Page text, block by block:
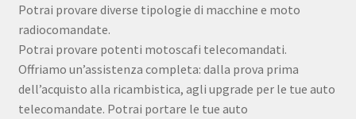
Potrai provare diverse tipologie di macchine e moto
radiocomandate.
Potrai provare potenti motoscafi telecomandati.
Offriamo un’assistenza completa: dalla prova prima
dell’acquisto alla ricambistica, agli upgrade per le tue auto
telecomandate. Potrai portare le tue auto